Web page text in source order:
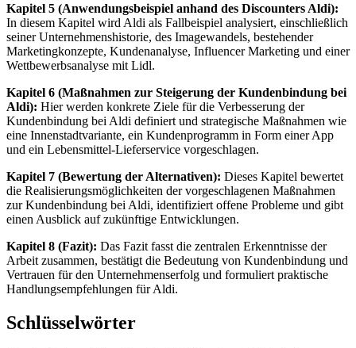
Kapitel 5 (Anwendungsbeispiel anhand des Discounters Aldi):
In diesem Kapitel wird Aldi als Fallbeispiel analysiert, einschließlich
seiner Unternehmenshistorie, des Imagewandels, bestehender
Marketingkonzepte, Kundenanalyse, Influencer Marketing und einer
Wettbewerbsanalyse mit Lidl.
Kapitel 6 (Maßnahmen zur Steigerung der Kundenbindung bei
Aldi): Hier werden konkrete Ziele für die Verbesserung der
Kundenbindung bei Aldi definiert und strategische Maßnahmen wie
eine Innenstadtvariante, ein Kundenprogramm in Form einer App
und ein Lebensmittel-Lieferservice vorgeschlagen.
Kapitel 7 (Bewertung der Alternativen): Dieses Kapitel bewertet
die Realisierungsmöglichkeiten der vorgeschlagenen Maßnahmen
zur Kundenbindung bei Aldi, identifiziert offene Probleme und gibt
einen Ausblick auf zukünftige Entwicklungen.
Kapitel 8 (Fazit): Das Fazit fasst die zentralen Erkenntnisse der
Arbeit zusammen, bestätigt die Bedeutung von Kundenbindung und
Vertrauen für den Unternehmenserfolg und formuliert praktische
Handlungsempfehlungen für Aldi.
Schlüsselwörter